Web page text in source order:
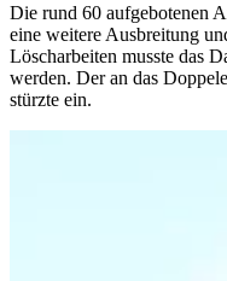
Die rund 60 aufgebotenen
eine weitere Ausbreitung
Löscharbeiten musste das
werden. Der an das
stürzte ein.